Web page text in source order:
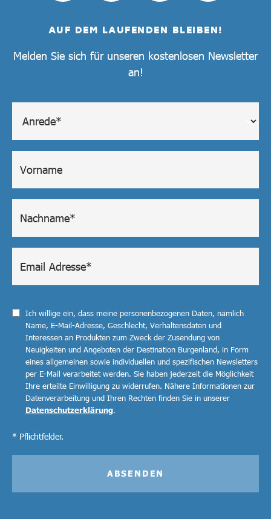
AUF DEM LAUFENDEN BLEIBEN!
Melden Sie sich für unseren kostenlosen Newsletter
an!
Ich willige ein, dass meine personenbezogenen Daten, nämlich
Name, E-Mail-Adresse, Geschlecht, Verhaltensdaten und
Interessen an Produkten zum Zweck der Zusendung von
Neuigkeiten und Angeboten der Destination Burgenland, in Form
eines allgemeinen sowie individuellen und spezifischen Newsletters
per E-Mail verarbeitet werden. Sie haben jederzeit die Möglichkeit
Ihre erteilte Einwilligung zu widerrufen. Nähere Informationen zur
Datenverarbeitung und Ihren Rechten finden Sie in unserer
Datenschutzerklärung.
* Pflichtfelder.
ABSENDEN